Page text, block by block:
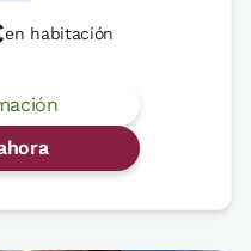
en habitación